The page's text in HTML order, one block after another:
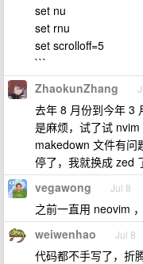
set nu
set rnu
set scrolloff=5
```
ZhaokunZhang
去年 8 月份到今年 3
是麻烦，试了试
makedown 文件有问
停了，我就换成 zed
vegawong Jul 8
之前一直用 neovim
weiwenhao Jul 8
代码都不手写了，折